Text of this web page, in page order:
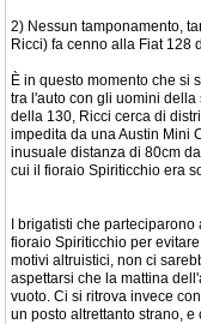
2) Nessun tamponamento,
Ricci) fa cenno alla Fiat 128
È in questo momento che si
tra l'auto con gli uomini
della 130, Ricci cerca di
impedita da una Austin Mini
inusuale distanza di 80cm
cui il fioraio Spiriticchio era
I brigatisti che
fioraio Spiriticchio per
motivi altruistici, non ci
aspettarsi che la mattina
vuoto. Ci si ritrova invece
un posto altrettanto strano,